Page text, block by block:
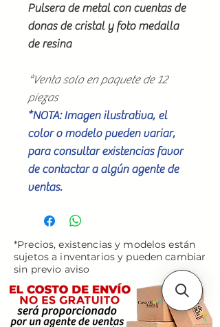
Pulsera de metal con cuentas de
donas de cristal y foto medalla
de resina
*Venta solo en paquete de 12
piezas
*NOTA: Imagen ilustrativa, el
color o modelo pueden variar,
para consultar existencias favor
de contactar a algún agente de
ventas.
*Precios, existencias y modelos están
sujetos a inventarios y pueden cambiar
sin previo aviso